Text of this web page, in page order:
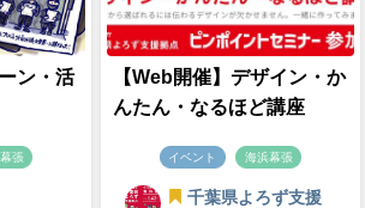
ン・活
張
【Web開催】デザイン・か
んたん・なるほど講座
イベント 海浜幕張
千葉県よろず支援